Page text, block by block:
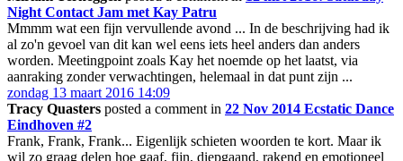
Night Contact Jam met Kay Patru
Mmmm wat een fijn vervullende avond ... In de beschrijving had ik
al zo'n gevoel van dit kan wel eens iets heel anders dan anders
worden. Meetingpoint zoals Kay het noemde op het laatst, via
aanraking zonder verwachtingen, helemaal in dat punt zijn ...
zondag 13 maart 2016 14:09
Tracy Quasters posted a comment in 22 Nov 2014 Ecstatic Dance
Eindhoven #2
Frank, Frank, Frank... Eigenlijk schieten woorden te kort. Maar ik
wil zo graag delen hoe gaaf, fijn, diepgaand, rakend en emotioneel